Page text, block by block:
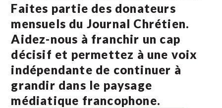
Faites partie des donateurs
mensuels du Journal Chrétien.
Aidez-nous à franchir un cap
décisif et permettez à une voix
indépendante de continuer à
grandir dans le paysage
médiatique francophone.